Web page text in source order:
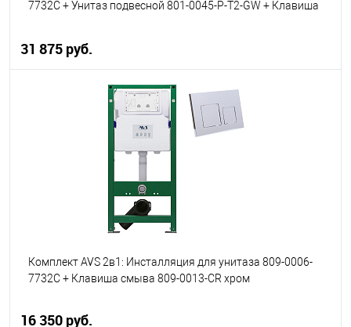
7732C + Унитаз подвесной 801-0045-P-T2-GW + Клавиша
31 875 руб.
В корзину
В наличии
Комплект AVS 2в1: Инсталляция для унитаза 809-0006-
7732C + Клавиша смыва 809-0013-CR хром
16 350 руб.